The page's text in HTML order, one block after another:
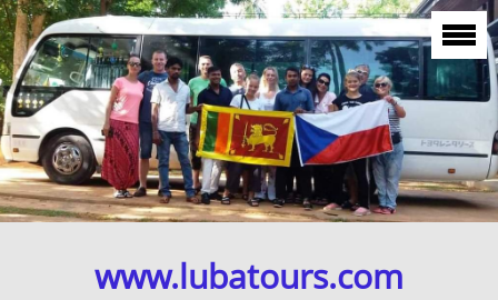
www.lubatours.com